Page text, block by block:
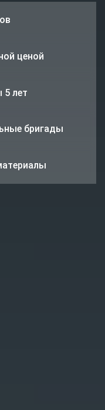
ценой
5 лет
бригады